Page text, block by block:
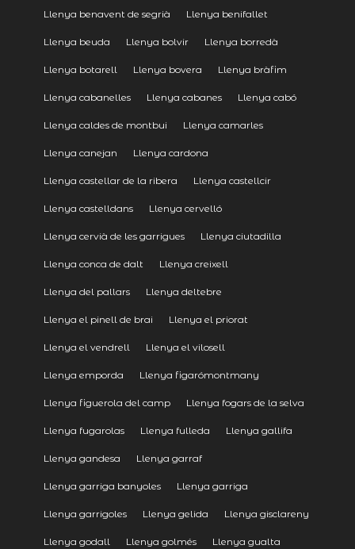
Llenya benavent de segrià Llenya benifallet
Llenya beuda Llenya bolvir Llenya borredà
Llenya botarell Llenya bovera Llenya bràfim
Llenya cabanelles Llenya cabanes Llenya cabó
Llenya caldes de montbui Llenya camarles
Llenya canejan Llenya cardona
Llenya castellar de la ribera Llenya castellcir
Llenya castelldans Llenya cervelló
Llenya cervià de les garrigues Llenya ciutadilla
Llenya conca de dalt Llenya creixell
Llenya del pallars Llenya deltebre
Llenya el pinell de brai Llenya el priorat
Llenya el vendrell Llenya el vilosell
Llenya emporda Llenya figarómontmany
Llenya figuerola del camp Llenya fogars de la selva
Llenya fugarolas Llenya fulleda Llenya gallifa
Llenya gandesa Llenya garraf
Llenya garriga banyoles Llenya garriga
Llenya garrigoles Llenya gelida Llenya gisclareny
Llenya godall Llenya golmés Llenya gualta